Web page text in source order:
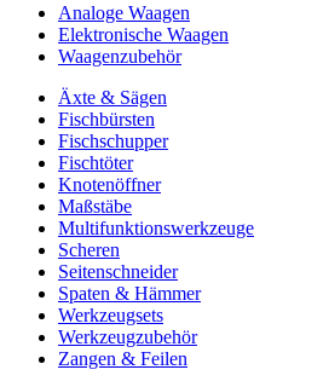
Analoge Waagen
Elektronische Waagen
Waagenzubehör
Äxte & Sägen
Fischbürsten
Fischschupper
Fischtöter
Knotenöffner
Maßstäbe
Multifunktionswerkzeuge
Scheren
Seitenschneider
Spaten & Hämmer
Werkzeugsets
Werkzeugzubehör
Zangen & Feilen